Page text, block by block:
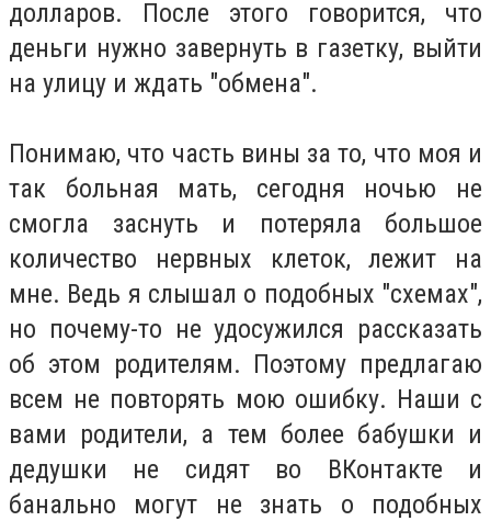
долларов. После этого говорится, что
деньги нужно завернуть в газетку, выйти
на улицу и ждать "обмена".
Понимаю, что часть вины за то, что моя и
так больная мать, сегодня ночью не
смогла заснуть и потеряла большое
количество нервных клеток, лежит на
мне. Ведь я слышал о подобных "схемах",
но почему-то не удосужился рассказать
об этом родителям. Поэтому предлагаю
всем не повторять мою ошибку. Наши с
вами родители, а тем более бабушки и
дедушки не сидят во ВКонтакте и
банально могут не знать о подобных